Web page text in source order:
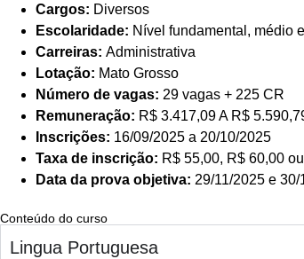
Cargos: Diversos
Escolaridade: Nível fundamental, médio
Carreiras: Administrativa
Lotação: Mato Grosso
Número de vagas: 29 vagas + 225 CR
Remuneração: R$ 3.417,09 A R$
Inscrições: 16/09/2025 a 20/10/2025
Taxa de inscrição: R$ 55,00, R$ 60,00
Data da prova objetiva: 29/11/2025 e 30/
Conteúdo do curso
Lingua Portuguesa